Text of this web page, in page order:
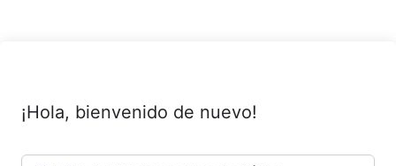
¡Hola, bienvenido de nuevo!